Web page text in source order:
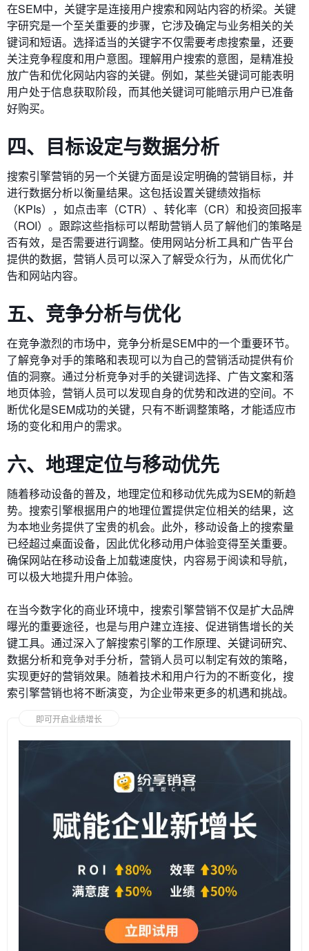
在SEM中，关键字是连接用户搜索和网站内容的桥梁。关键
字研究是一个至关重要的步骤，它涉及确定与业务相关的关
键词和短语。选择适当的关键字不仅需要考虑搜索量，还要
关注竞争程度和用户意图。理解用户搜索的意图，是精准投
放广告和优化网站内容的关键。例如，某些关键词可能表明
用户处于信息获取阶段，而其他关键词可能暗示用户已准备
好购买。
四、目标设定与数据分析
搜索引擎营销的另一个关键方面是设定明确的营销目标，并
进行数据分析以衡量结果。这包括设置关键绩效指标
（KPIs），如点击率（CTR）、转化率（CR）和投资回报率
（ROI）。跟踪这些指标可以帮助营销人员了解他们的策略是
否有效，是否需要进行调整。使用网站分析工具和广告平台
提供的数据，营销人员可以深入了解受众行为，从而优化广
告和网站内容。
五、竞争分析与优化
在竞争激烈的市场中，竞争分析是SEM中的一个重要环节。
了解竞争对手的策略和表现可以为自己的营销活动提供有价
值的洞察。通过分析竞争对手的关键词选择、广告文案和落
地页体验，营销人员可以发现自身的优势和改进的空间。不
断优化是SEM成功的关键，只有不断调整策略，才能适应市
场的变化和用户的需求。
六、地理定位与移动优先
随着移动设备的普及，地理定位和移动优先成为SEM的新趋
势。搜索引擎根据用户的地理位置提供定位相关的结果，这
为本地业务提供了宝贵的机会。此外，移动设备上的搜索量
已经超过桌面设备，因此优化移动用户体验变得至关重要。
确保网站在移动设备上加载速度快，内容易于阅读和导航，
可以极大地提升用户体验。
在当今数字化的商业环境中，搜索引擎营销不仅是扩大品牌
曝光的重要途径，也是与用户建立连接、促进销售增长的关
键工具。通过深入了解搜索引擎的工作原理、关键词研究、
数据分析和竞争对手分析，营销人员可以制定有效的策略，
实现更好的营销效果。随着技术和用户行为的不断变化，搜
索引擎营销也将不断演变，为企业带来更多的机遇和挑战。
即可开启业绩增长